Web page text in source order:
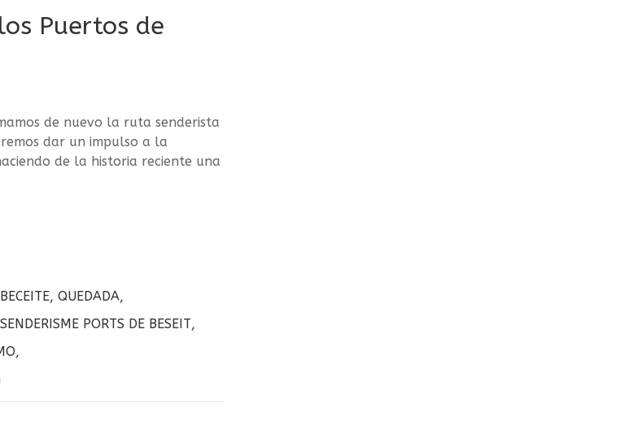
Puertos de
de nuevo la ruta senderista
dar un impulso a la
de la historia reciente una
, QUEDADA,
PORTS DE BESEIT,
,